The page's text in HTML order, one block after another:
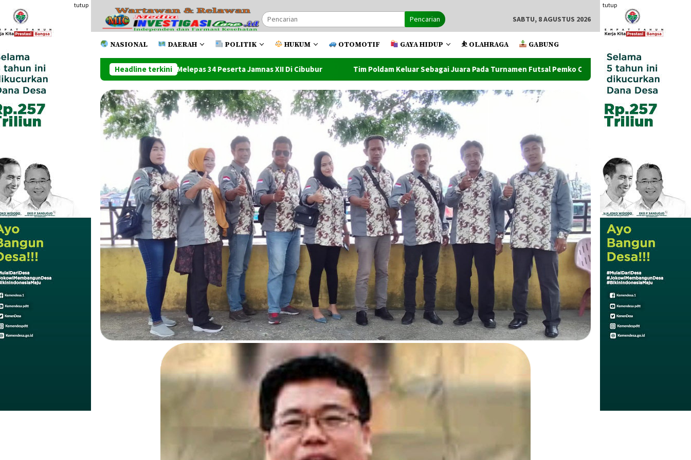
konten
tutup tutup
Pencarian SABTU, 8 AGUSTUS 2026
NASIONAL DAERAH POLITIK HUKUM OTOMOTIF GAYA HIDUP ⛹️ OLAHRAGA GABUNG
Headline terkini
Wawako Tanjung Balai Melepas 34 Peserta Jamnas XII Di Cibubur Tim Poldam Keluar Sebagai Juara Pada Turnamen Futsal Pemko Cup 2026 Ketum Mapan Indonessia Apresiasi